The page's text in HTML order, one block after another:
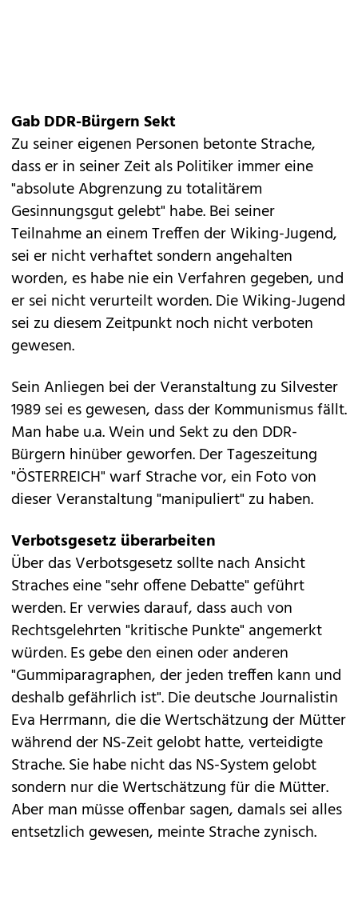
Gab DDR-Bürgern Sekt
Zu seiner eigenen Personen betonte Strache,
dass er in seiner Zeit als Politiker immer eine
"absolute Abgrenzung zu totalitärem
Gesinnungsgut gelebt" habe. Bei seiner
Teilnahme an einem Treffen der Wiking-Jugend,
sei er nicht verhaftet sondern angehalten
worden, es habe nie ein Verfahren gegeben, und
er sei nicht verurteilt worden. Die Wiking-Jugend
sei zu diesem Zeitpunkt noch nicht verboten
gewesen.
Sein Anliegen bei der Veranstaltung zu Silvester
1989 sei es gewesen, dass der Kommunismus fällt.
Man habe u.a. Wein und Sekt zu den DDR-
Bürgern hinüber geworfen. Der Tageszeitung
"ÖSTERREICH" warf Strache vor, ein Foto von
dieser Veranstaltung "manipuliert" zu haben.
Verbotsgesetz überarbeiten
Über das Verbotsgesetz sollte nach Ansicht
Straches eine "sehr offene Debatte" geführt
werden. Er verwies darauf, dass auch von
Rechtsgelehrten "kritische Punkte" angemerkt
würden. Es gebe den einen oder anderen
"Gummiparagraphen, der jeden treffen kann und
deshalb gefährlich ist". Die deutsche Journalistin
Eva Herrmann, die die Wertschätzung der Mütter
während der NS-Zeit gelobt hatte, verteidigte
Strache. Sie habe nicht das NS-System gelobt
sondern nur die Wertschätzung für die Mütter.
Aber man müsse offenbar sagen, damals sei alles
entsetzlich gewesen, meinte Strache zynisch.